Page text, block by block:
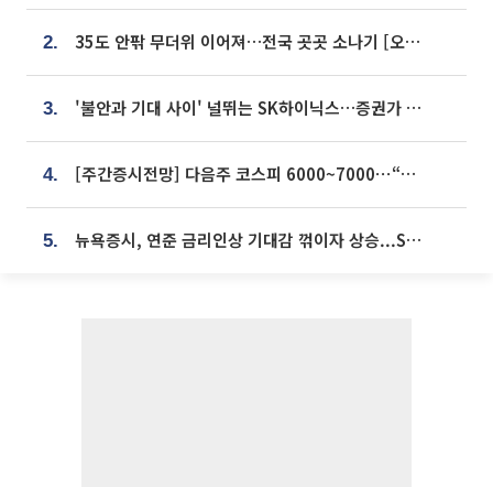
2. 35도 안팎 무더위 이어져…전국 곳곳 소나기 [오늘 날씨]
3. '불안과 기대 사이' 널뛰는 SK하이닉스…증권가 "HBM4·LTA 기반 펀터멘털 견고"
4. [주간증시전망] 다음주 코스피 6000~7000⋯“外人 수급은 정책이 변수”
5. 뉴욕증시, 연준 금리인상 기대감 꺾이자 상승...S&P500 사상 최고치 [종합]